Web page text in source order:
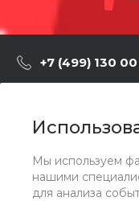
Мы используем
нашими
для анализа
ловкость,
+7 (499) 130
г. Москва,
О компании